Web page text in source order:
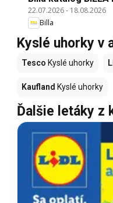
22.07.2026- 18.08.2026
Billa
Kyslé uhorky v
Tesco Kyslé uhorky
Kaufland Kyslé uhorky
Ďalšie letáky z